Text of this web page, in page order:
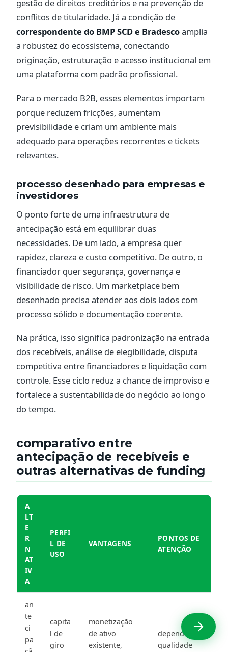
gestão de direitos creditórios e na prevenção de
conflitos de titularidade. Já a condição de
correspondente do BMP SCD e Bradescoamplia
a robustez do ecossistema, conectando
originação, estruturação e acesso institucional em
uma plataforma com padrão profissional.
Para o mercado B2B, esses elementos importam
porque reduzem fricções, aumentam
previsibilidade e criam um ambiente mais
adequado para operações recorrentes e tickets
relevantes.
processo desenhado para empresas e
investidores
O ponto forte de uma infraestrutura de
antecipação está em equilibrar duas
necessidades. De um lado, a empresa quer
rapidez, clareza e custo competitivo. De outro, o
financiador quer segurança, governança e
visibilidade de risco. Um marketplace bem
desenhado precisa atender aos dois lados com
processo sólido e documentação coerente.
Na prática, isso significa padronização na entrada
dos recebíveis, análise de elegibilidade, disputa
competitiva entre financiadores e liquidação com
controle. Esse ciclo reduz a chance de improviso e
fortalece a sustentabilidade do negócio ao longo
do tempo.
comparativo entre
antecipação de recebíveis e
outras alternativas de funding
A
LT
E
R
N
AT
IV
A
PERFI
L DE
USO
VANTAGENS
PONTOS DE
ATENÇÃO
an
te
ci
pa
capita
l de
giro
monetização
de ativo
existente,
depende da
qualidade